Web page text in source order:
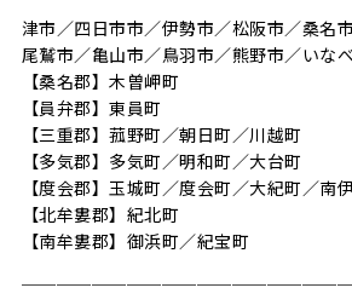
津市／四日市市／伊勢市／松阪市／桑名
尾鷲市／亀山市／鳥羽市／熊野市／いな
【桑名郡】木曽岬町
【員弁郡】東員町
【三重郡】菰野町／朝日町／川越町
【多気郡】多気町／明和町／大台町
【度会郡】玉城町／度会町／大紀町／南
【北牟婁郡】紀北町
【南牟婁郡】御浜町／紀宝町